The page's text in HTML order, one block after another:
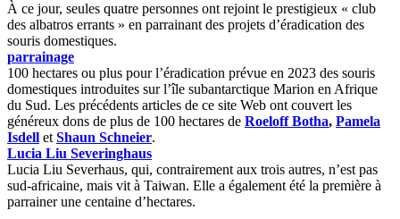
À ce jour, seules quatre personnes ont rejoint le prestigieux « club
des albatros errants » en parrainant des projets d’éradication des
souris domestiques.
parrainage
100 hectares ou plus pour l’éradication prévue en 2023 des souris
domestiques introduites sur l’île subantarctique Marion en Afrique
du Sud. Les précédents articles de ce site Web ont couvert les
généreux dons de plus de 100 hectares de Roeloff Botha, Pamela
Isdell etShaun Schneier.
Lucia Liu Severinghaus
Lucia Liu Severhaus, qui, contrairement aux trois autres, n’est pas
sud-africaine, mais vit à Taiwan. Elle a également été la première à
parrainer une centaine d’hectares.